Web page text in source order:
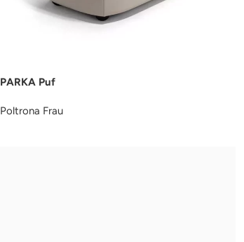
PARKA Puf
Poltrona Frau